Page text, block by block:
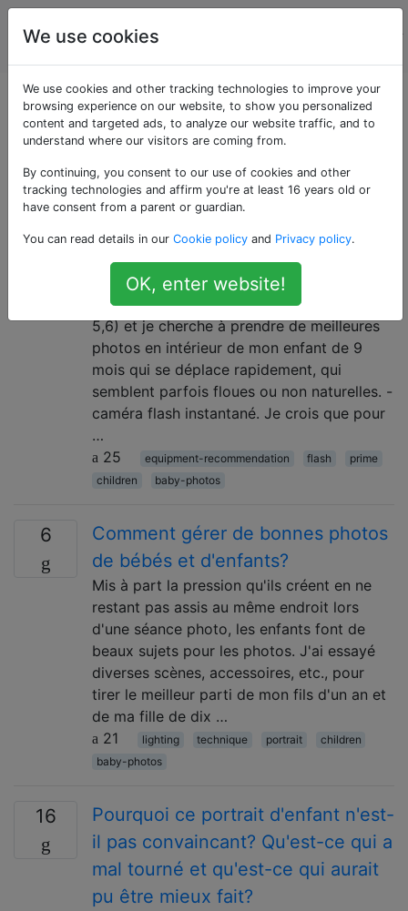
La
photographie
Questions marquées
«children»
9
Objectif principal ou flash: quelle
mise à niveau améliorera le plus
les photos de bébé?
Je possède actuellement un Nikon D5000
avec un objectif en kit (18-55 mm f / 3,5-
5,6) et je cherche à prendre de meilleures
photos en intérieur de mon enfant de 9
mois qui se déplace rapidement, qui
semblent parfois floues ou non naturelles. -
caméra flash instantané. Je crois que pour
…
25
equipment-recommendation flash
prime
children
baby-photos
6
Comment gérer de bonnes photos
de bébés et d'enfants?
Mis à part la pression qu'ils créent en ne
restant pas assis au même endroit lors
d'une séance photo, les enfants font de
beaux sujets pour les photos. J'ai essayé
diverses scènes, accessoires, etc., pour
tirer le meilleur parti de mon fils d'un an et
de ma fille de dix …
21
lighting technique portrait
children
baby-photos
16
Pourquoi ce portrait d'enfant n'est-
il pas convaincant? Qu'est-ce qui a
mal tourné et qu'est-ce qui aurait
pu être mieux fait?
We use cookies
We use cookies and other tracking technologies to improve your
browsing experience on our website, to show you personalized
content and targeted ads, to analyze our website traffic, and to
understand where our visitors are coming from.
By continuing, you consent to our use of cookies and other
tracking technologies and affirm you're at least 16 years old or
have consent from a parent or guardian.
You can read details in our Cookie policy and Privacy policy.
OK, enter website!